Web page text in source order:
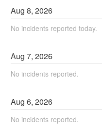
Aug8,2026
No incidents reported today.
Aug7,2026
No incidents reported.
Aug6,2026
No incidents reported.